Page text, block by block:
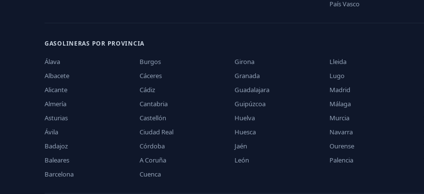
País Vasco
GASOLINERAS POR PROVINCIA
Álava
Albacete
Alicante
Almería
Asturias
Ávila
Badajoz
Baleares
Barcelona
Burgos
Cáceres
Cádiz
Cantabria
Castellón
Ciudad Real
Córdoba
A Coruña
Cuenca
Girona
Granada
Guadalajara
Guipúzcoa
Huelva
Huesca
Jaén
León
Lleida
Lugo
Madrid
Málaga
Murcia
Navarra
Ourense
Palencia